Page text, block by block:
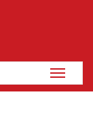
Zobrazit
navigaci